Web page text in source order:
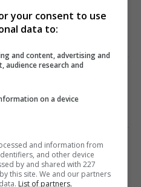
аналітики
стадіону
Крим: ГУР
у Ялті
your consent to use
data to:
and content, advertising and
audience research and
on a device
and information from
and other device
by and shared with 227
this site. We and our partners
List of partners.